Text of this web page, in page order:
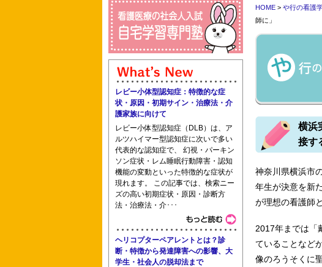
ベルランド看護助産専門学校 母子保健研修セン
日本赤十字豊田看護大学 大阪府医師会看護専門
横浜市病院協会看護専門学校 名古屋医専 大島看
公立春日井小牧看護専門学校 佐原准看護学校 東
HOME > や行の看護
師に」
横浜
接す
神奈川県横浜市
年生が決意を新
が理想の看護師
2017年までは「
ていることなど
像のろうそくに
レビー小体型認知症：特徴的な症
状・原因・初期サイン・治療法・介
護家族に向けて
レビー小体型認知症（DLB）は、ア
ルツハイマー型認知症に次いで多い
代表的な認知症で、 幻視・パーキン
ソン症状・レム睡眠行動障害・認知
機能の変動といった特徴的な症状が
現れます。 この記事では、検索ニー
ズの高い初期症状・原因・診断方
法・治療法・介･･･
ヘリコプターペアレントとは？診
断・特徴から発達障害への影響、大
学生・社会人の脱却法まで